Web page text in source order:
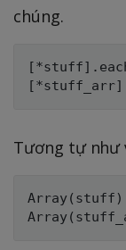
chúng.
Tương tự như